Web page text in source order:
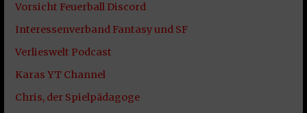
Vorsicht Feuerball Discord
Interessenverband Fantasy und SF
Verlieswelt Podcast
Karas YT Channel
Chris, der Spielpädagoge